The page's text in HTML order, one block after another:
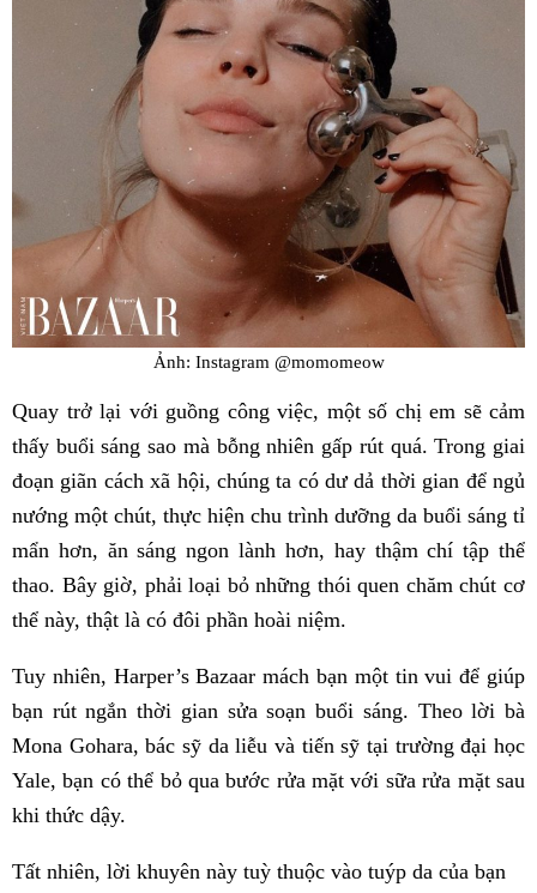
Ảnh: Instagram @momomeow
Quay trở lại với guồng công việc, một số chị em sẽ cảm
thấy buổi sáng sao mà bỗng nhiên gấp rút quá. Trong giai
đoạn giãn cách xã hội, chúng ta có dư dả thời gian để ngủ
nướng một chút, thực hiện chu trình dưỡng da buổi sáng tỉ
mẩn hơn, ăn sáng ngon lành hơn, hay thậm chí tập thể
thao. Bây giờ, phải loại bỏ những thói quen chăm chút cơ
thể này, thật là có đôi phần hoài niệm.
Tuy nhiên, Harper’s Bazaar mách bạn một tin vui để giúp
bạn rút ngắn thời gian sửa soạn buổi sáng. Theo lời bà
Mona Gohara, bác sỹ da liễu và tiến sỹ tại trường đại học
Yale, bạn có thể bỏ qua bước rửa mặt với sữa rửa mặt sau
khi thức dậy.
Tất nhiên, lời khuyên này tuỳ thuộc vào tuýp da của bạn